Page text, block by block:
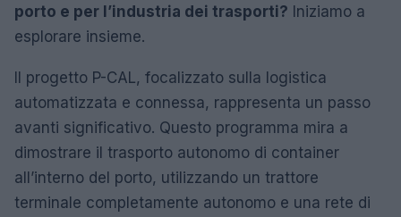
porto e per l’industria dei trasporti? Iniziamo a
esplorare insieme.
Il progetto P-CAL, focalizzato sulla logistica
automatizzata e connessa, rappresenta un passo
avanti significativo. Questo programma mira a
dimostrare il trasporto autonomo di container
all’interno del porto, utilizzando un trattore
terminale completamente autonomo e una rete di